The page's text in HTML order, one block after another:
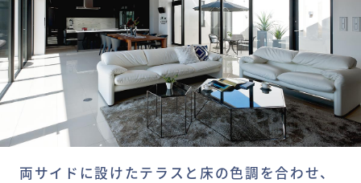
両サイドに設けたテラスと床の色調を合わせ、